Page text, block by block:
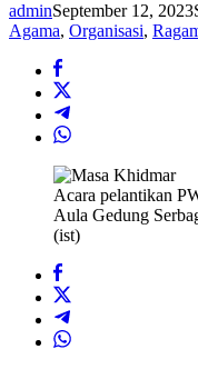
adminSeptember 12, 2023
Agama, Organisasi,
Acara pelantikan
Aula Gedung
(ist)